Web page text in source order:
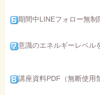
期間中LINEフォロー無制
意識のエネルギーレベル
講座資料PDF（無断使用